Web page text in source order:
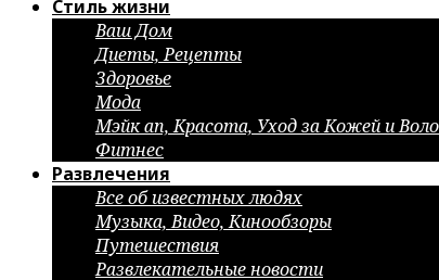
Стиль жизни
Ваш Дом
Диеты, Рецепты
Здоровье
Мода
Мэйк ап, Красота, Уход за Кожей и
Фитнес
Развлечения
Все об известных людях
Музыка, Видео, Кинообзоры
Путешествия
Развлекательные новости